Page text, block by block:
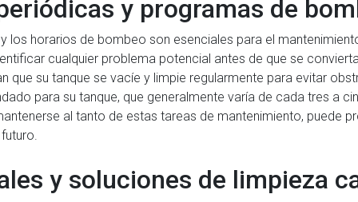
y programas de
los horarios de bombeo son esenciales para el
cualquier problema potencial antes de que se
que su tanque se vacíe y limpie regularmente para evitar
para su tanque, que generalmente varía de cada tres a
al tanto de estas tareas de mantenimiento, puede
y soluciones de limpieza